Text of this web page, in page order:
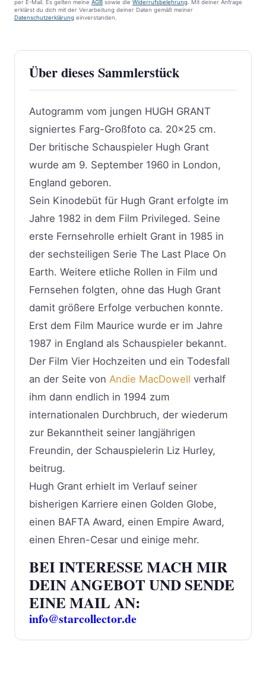
per E-Mail. Es gelten meine AGB sowie die Widerrufsbelehrung . Mit deiner Anfrage
erklärst du dich mit der Verarbeitung deiner Daten gemäß meiner
Datenschutzerklärung einverstanden.
Über dieses Sammlerstück
Autogramm vom jungen HUGH GRANT
signiertes Farg-Großfoto ca. 20×25 cm.
Der britische Schauspieler Hugh Grant
wurde am 9. September 1960 in London,
England geboren.
Sein Kinodebüt für Hugh Grant erfolgte im
Jahre 1982 in dem Film Privileged. Seine
erste Fernsehrolle erhielt Grant in 1985 in
der sechsteiligen Serie The Last Place On
Earth. Weitere etliche Rollen in Film und
Fernsehen folgten, ohne das Hugh Grant
damit größere Erfolge verbuchen konnte.
Erst dem Film Maurice wurde er im Jahre
1987 in England als Schauspieler bekannt.
Der Film Vier Hochzeiten und ein Todesfall
an der Seite von Andie MacDowell verhalf
ihm dann endlich in 1994 zum
internationalen Durchbruch, der wiederum
zur Bekanntheit seiner langjährigen
Freundin, der Schauspielerin Liz Hurley,
beitrug.
Hugh Grant erhielt im Verlauf seiner
bisherigen Karriere einen Golden Globe,
einen BAFTA Award, einen Empire Award,
einen Ehren-Cesar und einige mehr.
BEI INTERESSE MACH MIR
DEIN ANGEBOT UND SENDE
EINE MAIL AN:
info@starcollector.de